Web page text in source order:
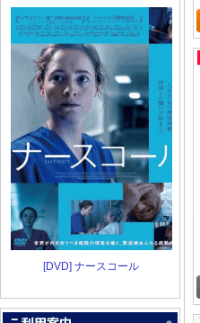
[DVD] ナースコール